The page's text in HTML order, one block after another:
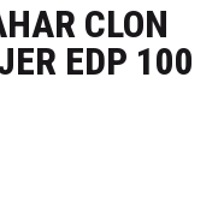
CLON
EDP 100